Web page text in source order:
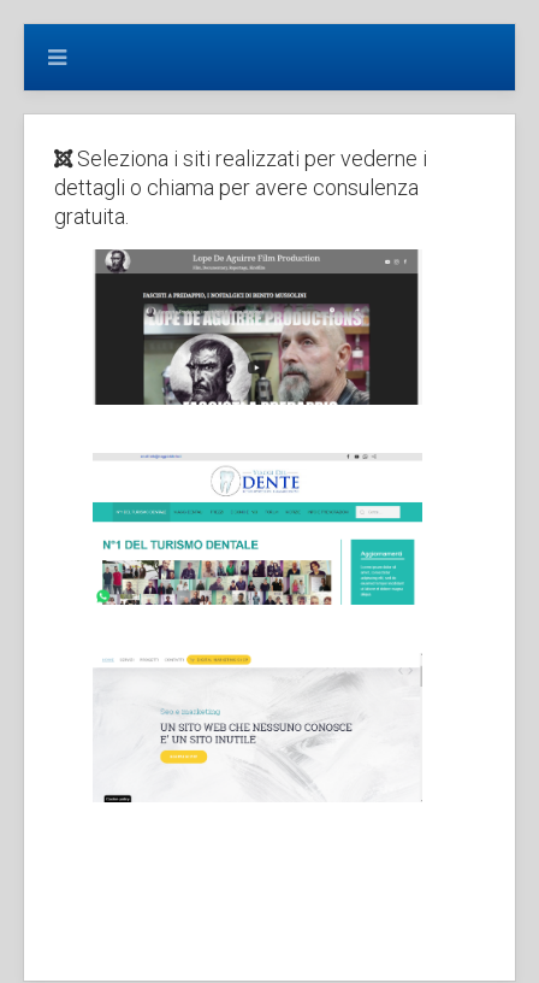
+3905831646749
Seleziona i siti realizzati per vederne i
dettagli o chiama per avere consulenza
gratuita.